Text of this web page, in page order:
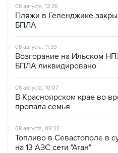
08 августа, 12:26
Пляжи в Геленджике
БПЛА
08 августа, 11:59
Возгорание на Ильском
БПЛА ликвидировано
08 августа, 10:07
В Красноярском крае во
пропала семья
08 августа, 09:22
Топливо в Севастополе в
на 13 АЗС сети "Атан"